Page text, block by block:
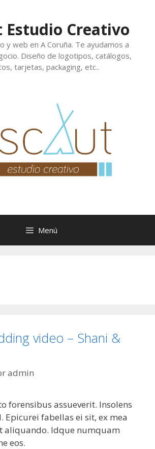
Estudio Creativo
y web en A Coruña. Te ayudamos a
Diseño de logotipos, catálogos,
tarjetas, packaging, etc..
Menú
video – Shani &
admin
forensibus assueverit. Insolens
Epicurei fabellas ei sit, ex mea
aliquando. Idque numquam
eos.